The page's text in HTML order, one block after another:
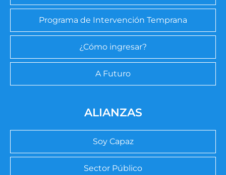
Programa de Intervención Temprana
¿Cómo ingresar?
A Futuro
ALIANZAS
Soy Capaz
Sector Público